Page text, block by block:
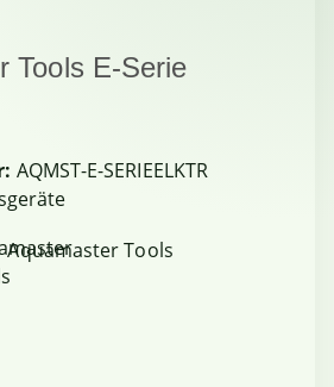
Tools E-Serie
AQMST-E-SERIEELKTR
Aquamaster Tools